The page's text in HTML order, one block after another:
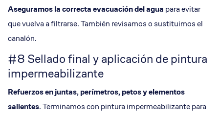
Aseguramos la correcta evacuación del agua para evitar
que vuelva a filtrarse. También revisamos o sustituimos el
canalón.
#8 Sellado final y aplicación de pintura
impermeabilizante
Refuerzos en juntas, perímetros, petos y elementos
salientes. Terminamos con pintura impermeabilizante para